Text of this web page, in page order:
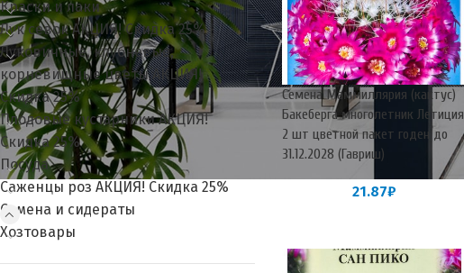
Краски и лаки
Лук севок АКЦИЯ! Скидка 25%
Луковичные, клубневые,
корневищные цветы АКЦИЯ!
Скидка 25%
Плодовые кустарники АКЦИЯ!
Скидка 25%
Посуда
Саженцы роз АКЦИЯ! Скидка 25%
Семена и сидераты
Хозтовары
Семена Маммиллярия (кактус)
Бакеберга многолетник Летиция
2 шт цветной пакет годен до
31.12.2028 (Гавриш)
21.87₽